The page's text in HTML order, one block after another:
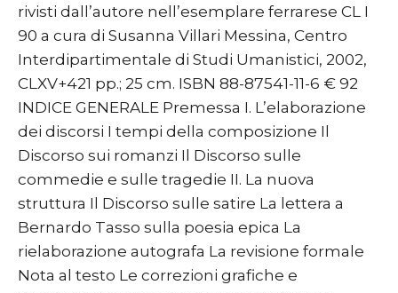
rivisti dall’autore nell’esemplare ferrarese CL I
90 a cura di Susanna Villari Messina, Centro
Interdipartimentale di Studi Umanistici, 2002,
CLXV+421 pp.; 25 cm. ISBN 88-87541-11-6 € 92
INDICE GENERALE Premessa I. L’elaborazione
dei discorsi I tempi della composizione Il
Discorso sui romanzi Il Discorso sulle
commedie e sulle tragedie II. La nuova
struttura Il Discorso sulle satire La lettera a
Bernardo Tasso sulla poesia epica La
rielaborazione autografa La revisione formale
Nota al testo Le correzioni grafiche e